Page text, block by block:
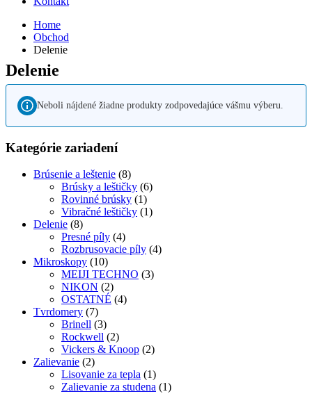
Home
Obchod
Delenie
Delenie
Neboli nájdené žiadne produkty zodpovedajúce vášmu výberu.
Kategórie zariadení
Brúsenie a leštenie (8)
Brúsky a leštičky (6)
Rovinné brúsky (1)
Vibračné leštičky (1)
Delenie (8)
Presné píly (4)
Rozbrusovacie píly (4)
Mikroskopy (10)
MEIJI TECHNO (3)
NIKON (2)
OSTATNÉ (4)
Tvrdomery (7)
Brinell (3)
Rockwell (2)
Vickers & Knoop (2)
Zalievanie (2)
Lisovanie za tepla (1)
Zalievanie za studena (1)